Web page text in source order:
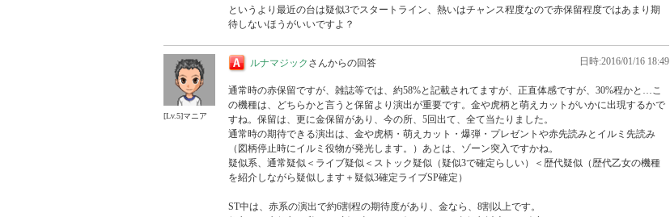
というより最近の台は疑似3でスタートライン、熱いはチャンス程度なので赤保留程度ではあまり期
待しないほうがいいですよ？
[Lv.5]マニア
ルナマジック さんからの回答 日時:2016/01/16 18:49
通常時の赤保留ですが、雑誌等では、約58%と記載されてますが、正直体感ですが、30%程かと…こ
の機種は、どちらかと言うと保留より演出が重要です。金や虎柄と萌えカットがいかに出現するかで
すね。保留は、更に金保留があり、今の所、5回出て、全て当たりました。
通常時の期待できる演出は、金や虎柄・萌えカット・爆弾・プレゼントや赤先読みとイルミ先読み
（図柄停止時にイルミ役物が発光します。）あとは、ゾーン突入ですかね。
疑似系、通常疑似＜ライブ疑似＜ストック疑似（疑似3で確定らしい）＜歴代疑似（歴代乙女の機種
を紹介しながら疑似します＋疑似3確定ライブSP確定）
ST中は、赤系の演出で約6割程の期待度があり、金なら、8割以上です。